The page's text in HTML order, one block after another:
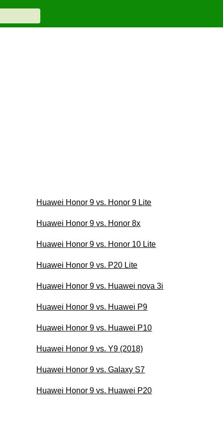
Huawei Honor 9 vs. Honor 9 Lite
Huawei Honor 9 vs. Honor 8x
Huawei Honor 9 vs. Honor 10 Lite
Huawei Honor 9 vs. P20 Lite
Huawei Honor 9 vs. Huawei nova 3i
Huawei Honor 9 vs. Huawei P9
Huawei Honor 9 vs. Huawei P10
Huawei Honor 9 vs. Y9 (2018)
Huawei Honor 9 vs. Galaxy S7
Huawei Honor 9 vs. Huawei P20